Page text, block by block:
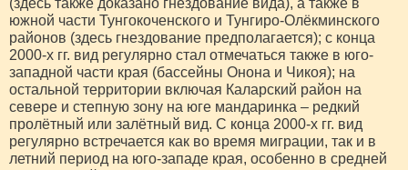
южной части Тунгокоченского и Тунгиро-Олёкминского
районов (здесь гнездование предполагается); с конца
2000-х гг. вид регулярно стал отмечаться также в юго-
западной части края (бассейны Онона и Чикоя); на
остальной территории включая Каларский район на
севере и степную зону на юге мандаринка – редкий
пролётный или залётный вид. С конца 2000-х гг. вид
регулярно встречается как во время миграции, так и в
летний период на юго-западе края, особенно в средней